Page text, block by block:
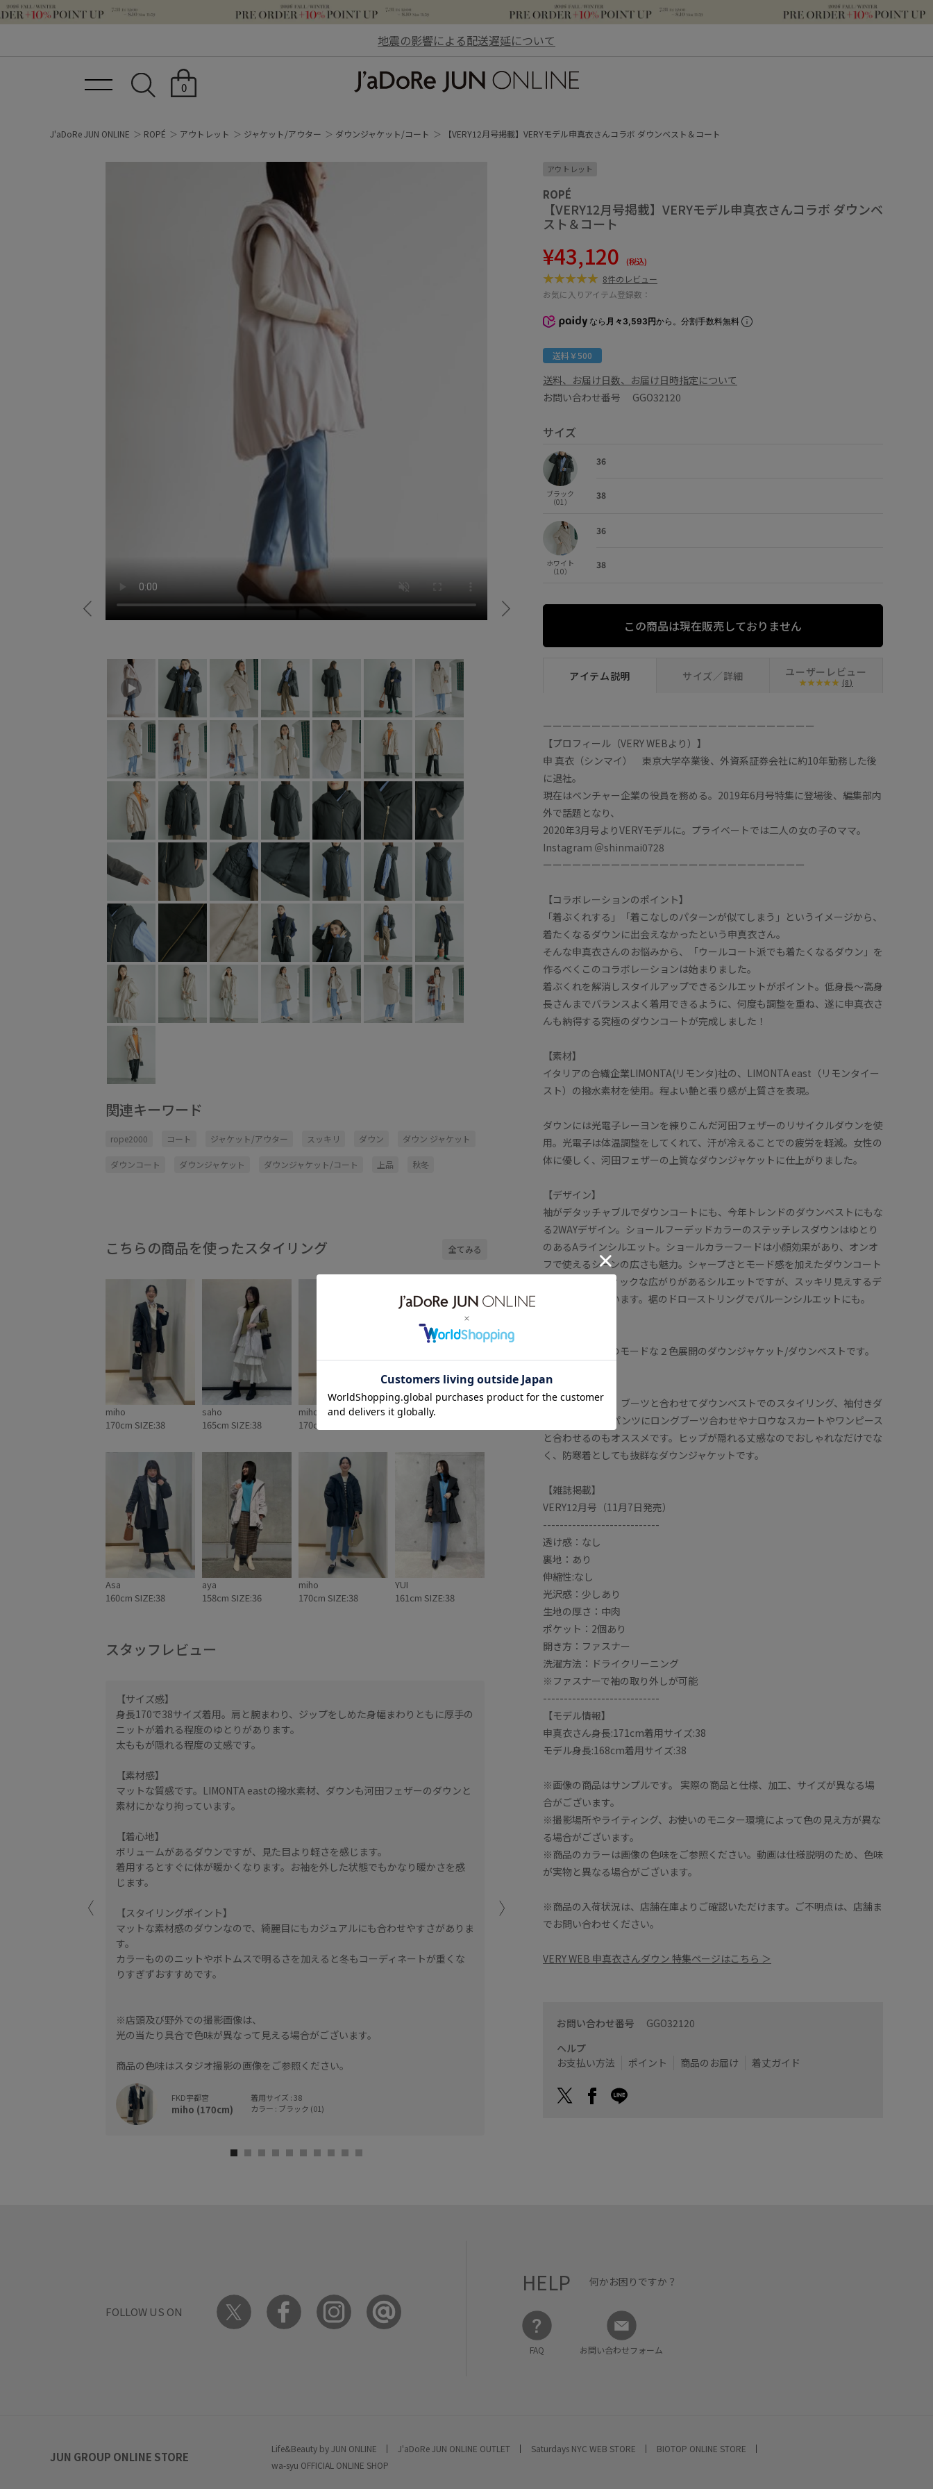
地震の影響による配送遅延について
0
J'aDoRe JUN ONLINE ROPÉ アウトレット ジャケット/アウター ダウンジャケット/コート 【VERY12月号掲載】VERYモデル申真衣さんコラボ ダウンベスト＆コート
関連キーワード
rope2000 コート ジャケット/アウター スッキリ ダウン ダウン ジャケット
ダウンコート ダウンジャケット ダウンジャケット/コート 上品 秋冬
こちらの商品を使ったスタイリング 全てみる
miho
170cm SIZE:38
saho
165cm SIZE:38
miho
170cm SIZE:38
miho
Asa
160cm SIZE:38
aya
158cm SIZE:36
miho
170cm SIZE:38
YUI
161cm SIZE:38
スタッフレビュー
【サイズ感】
身長170で38サイズ着用。肩と腕まわり、ジップをしめた身幅まわりともに厚手の
ニットが着れる程度のゆとりがあります。
太ももが隠れる程度の丈感です。
【素材感】
マットな質感です。LIMONTA eastの撥水素材、ダウンも河田フェザーのダウンと
素材にかなり拘っています。
【着心地】
ボリュームがあるダウンですが、見た目より軽さを感じます。
着用するとすぐに体が暖かくなります。お袖を外した状態でもかなり暖かさを感
じます。
【スタイリングポイント】
マットな素材感のダウンなので、綺麗目にもカジュアルにも合わせやすさがありま
す。
カラーもののニットやボトムスで明るさを加えると冬もコーディネートが重くな
りすぎずおすすめです。
※店頭及び野外での撮影画像は、
光の当たり具合で色味が異なって見える場合がございます。
商品の色味はスタジオ撮影の画像をご参照ください。
FKD宇都宮
miho (170cm)
着用サイズ : 38
カラー : ブラック (01)
【サイズ感】
アームホール、身幅など全体的に余裕のあるデザインで、モコモコした厚手のニッ
トを着用しても羽織ることが出来ました。
ダウン 72% レーヨン20% フェザー 8%
表地、裏地はポリエステル100%
LIMONTA社の撥水素材使用。
光沢を抑えたマットな質感。
【着心地】
【オススメポイント】
真冬だけでなく、長いシーズン着られるのでおすすめです！
商品の色味はスタジオ撮影の画像をご参照ください。
ジェイアール名古屋タカシマヤ
saho (165cm)
カラー : ホワイト (10)
アウトレット
ROPÉ
【VERY12月号掲載】VERYモデル申真衣さんコラボ ダウンベ
スト＆コート
¥43,120 (税込)
8件のレビュー
お気に入りアイテム登録数：
なら 月々3,593円から。分割手数料無料
送料￥500
送料、お届け日数、お届け日時指定について
お問い合わせ番号 GGO32120
サイズ
ブラック
（01）
36
38
ホワイト
（10）
36
38
この商品は現在販売しておりません
アイテム説明 サイズ／詳細 ユーザーレビュー
(8)
ーーーーーーーーーーーーーーーーーーーーーーーーーーーー
【プロフィール（VERY WEBより）】
申 真衣（シンマイ） 東京大学卒業後、外資系証券会社に約10年勤務した後
に退社。
現在はベンチャー企業の役員を務める。2019年6月号特集に登場後、編集部内
外で話題となり、
2020年3月号よりVERYモデルに。プライベートでは二人の女の子のママ。
Instagram ＠shinmai0728
ーーーーーーーーーーーーーーーーーーーーーーーーーーー
【コラボレーションのポイント】
「着ぶくれする」「着こなしのパターンが似てしまう」というイメージから、
着たくなるダウンに出会えなかったという申真衣さん。
そんな申真衣さんのお悩みから、「ウールコート派でも着たくなるダウン」を
作るべくこのコラボレーションは始まりました。
着ぶくれを解消しスタイルアップできるシルエットがポイント。低身長〜高身
長さんまでバランスよく着用できるように、何度も調整を重ね、遂に申真衣さ
んも納得する究極のダウンコートが完成しました！
【素材】
イタリアの合繊企業LIMONTA(リモンタ)社の、LIMONTA east（リモンタイー
スト）の撥水素材を使用。程よい艶と張り感が上質さを表現。
ダウンには光電子レーヨンを練りこんだ河田フェザーのリサイクルダウンを使
用。光電子は体温調整をしてくれて、汗が冷えることでの疲労を軽減。女性の
体に優しく、河田フェザーの上質なダウンジャケットに仕上がりました。
【デザイン】
袖がデタッチャブルでダウンコートにも、今年トレンドのダウンベストにもな
る2WAYデザイン。ショールフーデッドカラーのステッチレスダウンはゆとり
のあるAラインシルエット。ショールカラーフードは小顔効果があり、オンオ
フで使えるシーンの広さも魅力。シャープさとモード感を加えたダウンコート
です。ドラマティックな広がりがあるシルエットですが、スッキリ見えするデ
ザインに拘っています。裾のドローストリングでバルーンシルエットにも。
エクリュ—、黒のモードな２色展開のダウンジャケット/ダウンベストです。
【スタイリング】
シャツやニット、ブーツと合わせてダウンベストでのスタイリング、袖付きダ
ウンとして細見パンツにロングブーツ合わせやナロウなスカートやワンピース
と合わせるのもオススメです。ヒップが隠れる丈感なのでおしゃれなだけでな
く、防寒着としても抜群なダウンジャケットです。
【雑誌掲載】
VERY12月号（11月7日発売）
----------------------------
透け感：なし
裏地：あり
伸縮性:なし
光沢感：少しあり
生地の厚さ：中肉
ポケット：2個あり
開き方：ファスナー
洗濯方法：ドライクリーニング
※ファスナーで袖の取り外しが可能
----------------------------
【モデル情報】
申真衣さん身長:171cm着用サイズ:38
モデル身長:168cm着用サイズ:38
※画像の商品はサンプルです。 実際の商品と仕様、加工、サイズが異なる場
合がございます。
※撮影場所やライティング、お使いのモニター環境によって色の見え方が異な
る場合がございます。
※商品のカラーは画像の色味をご参照ください。動画は仕様説明のため、色味
が実物と異なる場合がございます。
※商品の入荷状況は、店舗在庫よりご確認いただけます。ご不明点は、店舗ま
でお問い合わせください。
VERY WEB 申真衣さんダウン 特集ページはこちら ＞
お問い合わせ番号 GGO32120
ヘルプ
お支払い方法
ポイント 商品のお届け 着丈ガイド
FOLLOW US ON
HELP 何かお困りですか？
FAQ お問い合わせフォーム
JUN GROUP ONLINE STORE
Life&Beauty by JUN ONLINE J'aDoRe JUN ONLINE OUTLET Saturdays NYC WEB STORE
BIOTOP ONLINE STORE
wa-syu OFFICIAL ONLINE SHOP